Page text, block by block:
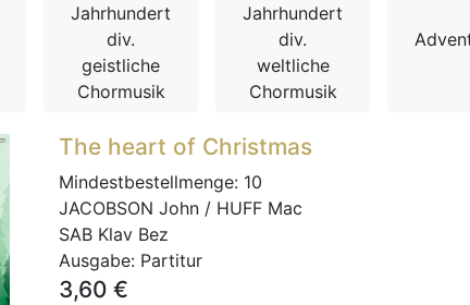
Jahrhundert
div.
geistliche
Chormusik
Jahrhundert
div.
weltliche
Chormusik
The heart of Christmas
Mindestbestellmenge: 10
JACOBSON John / HUFF Mac
SAB Klav Bez
Ausgabe: Partitur
3,60 €